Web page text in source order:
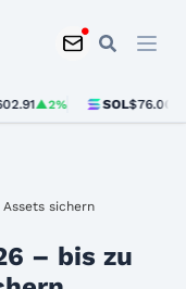
SOL $76.00▲3.6%
sichern
– bis zu